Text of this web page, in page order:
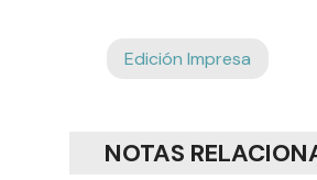
Edición Impresa
NOTAS